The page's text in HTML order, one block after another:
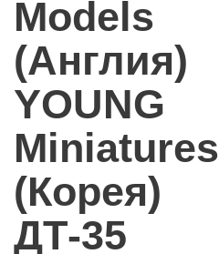
Models
(Англия)
YOUNG
Miniatures
(Корея)
ДТ-35